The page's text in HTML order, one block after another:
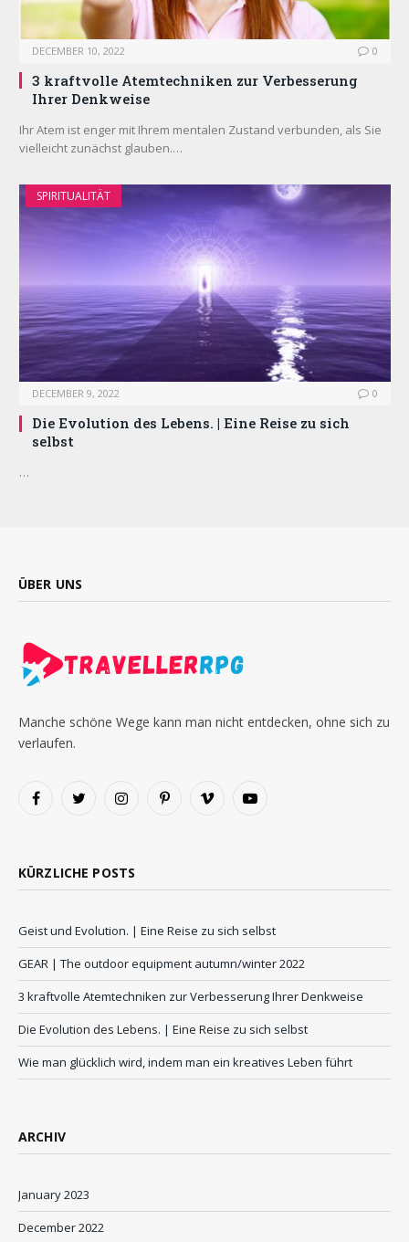
DECEMBER 10, 2022 0
3 kraftvolle Atemtechniken zur Verbesserung
Ihrer Denkweise
Ihr Atem ist enger mit Ihrem mentalen Zustand verbunden, als Sie
vielleicht zunächst glauben.…
SPIRITUALITÄT
DECEMBER 9, 2022 0
Die Evolution des Lebens. | Eine Reise zu sich
selbst
…
ÜBER UNS
Manche schöne Wege kann man nicht entdecken, ohne sich zu
verlaufen.
FacebookTwitter InstagramPinterestVimeo YouTube
KÜRZLICHE POSTS
Geist und Evolution. | Eine Reise zu sich selbst
GEAR | The outdoor equipment autumn/winter 2022
3 kraftvolle Atemtechniken zur Verbesserung Ihrer Denkweise
Die Evolution des Lebens. | Eine Reise zu sich selbst
Wie man glücklich wird, indem man ein kreatives Leben führt
ARCHIV
January 2023
December 2022